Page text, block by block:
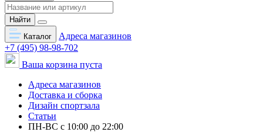
Найти
Каталог
Адреса магазинов
+7 (495) 98-98-702
Ваша корзина пуста
Адреса магазинов
Доставка и сборка
Дизайн спортзала
Статьи
ПН-ВС с 10:00 до 22:00